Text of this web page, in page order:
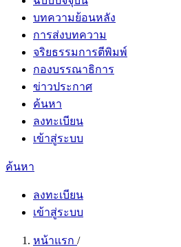
บทความย้อนหลัง
การส่งบทความ
จริยธรรมการตีพิมพ์
กองบรรณาธิการ
ข่าวประกาศ
ค้นหา
ลงทะเบียน
เข้าสู่ระบบ
ค้นหา
ลงทะเบียน
เข้าสู่ระบบ
หน้าแรก /